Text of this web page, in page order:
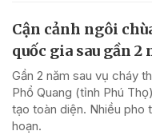
Cận cảnh ngôi
quốc gia sau gần
Gần 2 năm sau vụ cháy
Phổ Quang (tỉnh Phú
tạo toàn diện. Nhiều pho
hoạn.